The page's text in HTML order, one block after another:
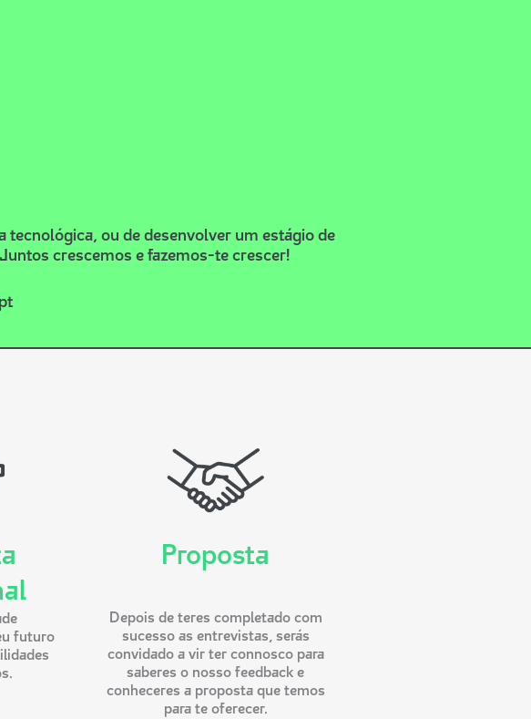
ou de desenvolver um estágio de
crescemos e fazemos-te crescer!
futuro
Proposta
Depois de teres completado com
sucesso as entrevistas, serás
convidado a vir ter connosco para
saberes o nosso feedback e
conheceres a proposta que temos
para te oferecer.